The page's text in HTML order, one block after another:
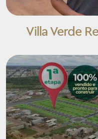
Villa Verde